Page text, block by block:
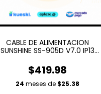
CABLE DE ALIMENTACION
SUNSHINE SS-905D V7.0 IP13
$419.98
24 meses de $25.38